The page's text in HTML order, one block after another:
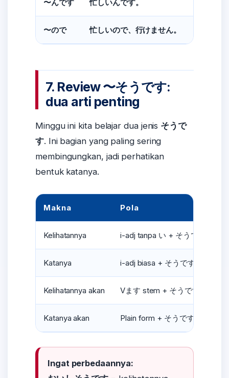
〜んです 忙しいんです。
〜ので 忙しいので、行けません。
7. Review 〜そうです:
dua arti penting
Minggu ini kita belajar dua jenis そうで
す. Ini bagian yang paling sering
membingungkan, jadi perhatikan
bentuk katanya.
Makna Pola
Kelihatannya i-adj tanpa い + そうです
Katanya i-adj biasa + そうです
Kelihatannya akan Vます stem + そうです
Katanya akan Plain form + そうです
Ingat perbedaannya: